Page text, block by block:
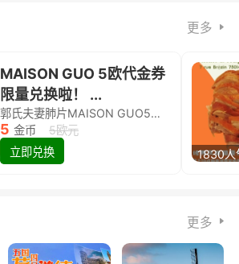
更多
MAISON GUO 5欧代金券
限量兑换啦！ ...
郭氏夫妻肺片MAISON GUO5欧代金券限量兑换啦！
5 金币
5欧元
立即兑换
1830人
更多